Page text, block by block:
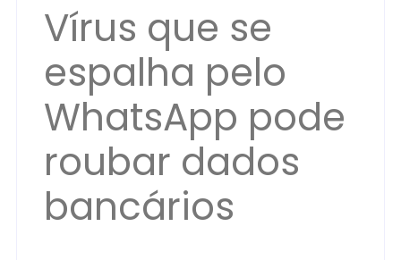
Vírus que se
espalha pelo
WhatsApp pode
roubar dados
bancários